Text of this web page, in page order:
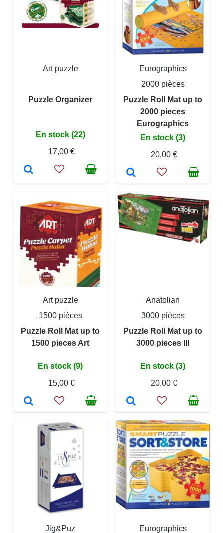
Art puzzle
Puzzle Organizer
En stock (22)
17,00 €
Eurographics
2000 pièces
Puzzle Roll Mat up to
2000 pieces
Eurographics
En stock (3)
20,00 €
Art puzzle
1500 pièces
Puzzle Roll Mat up to
1500 pieces Art
En stock (9)
15,00 €
Anatolian
3000 pièces
Puzzle Roll Mat up to
3000 pieces III
En stock (3)
20,00 €
Jig&Puz
Eurographics